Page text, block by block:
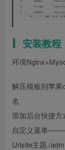
安装教程
环境
解压模板到苹
名
添加后台快捷方
自定义菜单
Urlsite主题,/